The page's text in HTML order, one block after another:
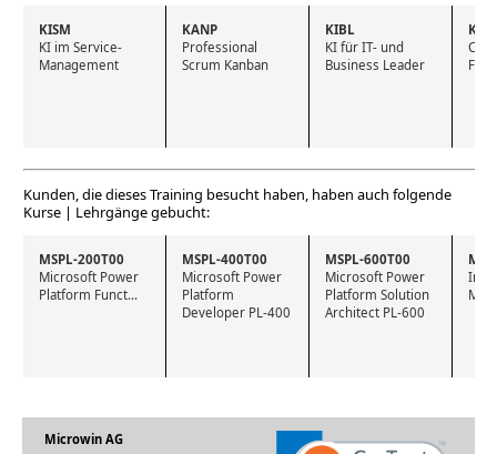
KISM
KI im Service-
Management
KANP
Professional
Scrum Kanban
KIBL
KI für IT- und
Business Leader
Kunden, die dieses Training besucht haben, haben auch folgende
Kurse | Lehrgänge gebucht:
MSPL-200T00
Microsoft Power
Platform Funct...
MSPL-400T00
Microsoft Power
Platform
Developer PL-400
MSPL-600T00
Microsoft Power
Platform Solution
Architect PL-600
Microwin AG